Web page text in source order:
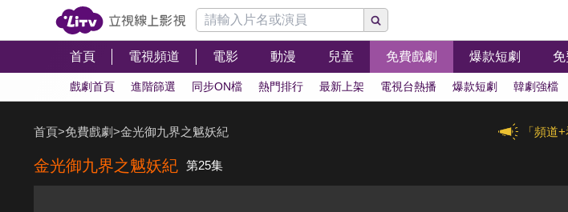
首頁 電視頻道 電影 動漫 兒童 免費戲劇 爆款短劇
戲劇首頁 進階篩選 同步ON檔 熱門排行 最新上架 電視台熱播 爆款短劇 韓劇強檔
「頻道
首頁>免費戲劇>金光御九界之魆妖紀
金光御九界之魆妖紀 第25集